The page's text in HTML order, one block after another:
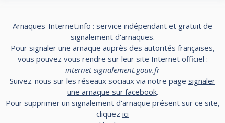
Arnaques-Internet.info : service indépendant et gratuit de
signalement d'arnaques.
Pour signaler une arnaque auprès des autorités françaises,
vous pouvez vous rendre sur leur site Internet officiel :
internet-signalement.gouv.fr
Suivez-nous sur les réseaux sociaux via notre page signaler
une arnaque sur facebook.
Pour supprimer un signalement d'arnaque présent sur ce site,
cliquez ici